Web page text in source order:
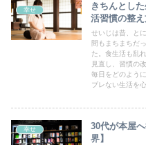
幸せ
きちんとし
活習慣の整え
せいじは昔、と
間もまちまちだ
た。食生活も乱
見直し、習慣の
毎日をどのよう
ブレない生活を
幸せ
30代が本屋
界】